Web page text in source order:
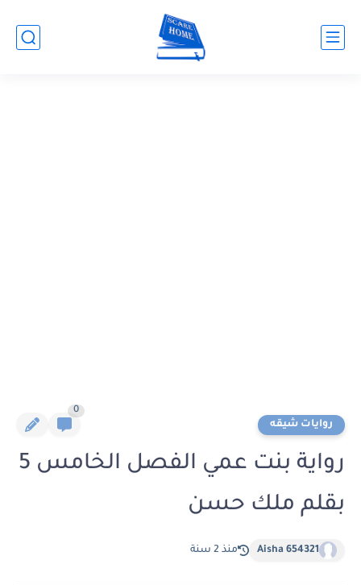
روايات شيقه
0
رواية بنت عمي الفصل الخامس 5
بقلم ملك حسن
Aisha 654321 منذ 2 سنة